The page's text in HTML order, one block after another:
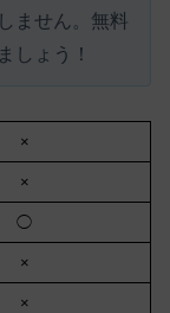
ません。 無料
しょう！
×
×
◯
×
×